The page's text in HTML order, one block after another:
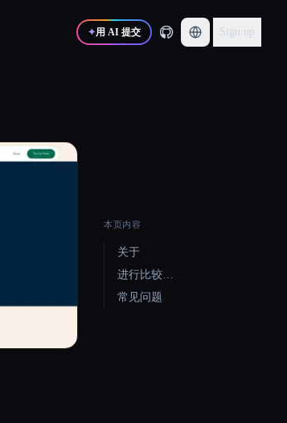
✦用 AI 提交 Sign up
本页内容
关于
进行比较…
常见问题